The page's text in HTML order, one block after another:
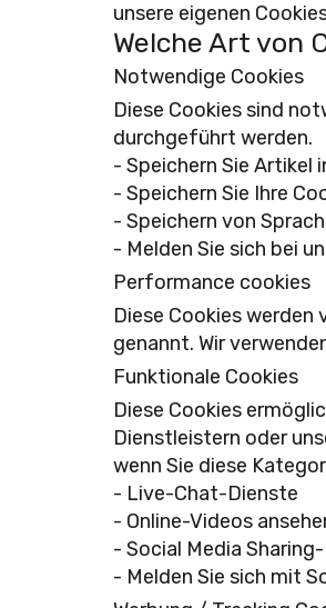
unsere eigenen
Welche Art von
Notwendige Cookies
Diese Cookies sind
durchgeführt werden.
- Speichern Sie Artikel
- Speichern Sie Ihre
- Speichern von
- Melden Sie sich bei
Performance cookies
Diese Cookies
genannt. Wir
Funktionale Cookies
Diese Cookies
Dienstleistern oder
wenn Sie diese
- Live-Chat-Dienste
- Online-Videos
- Social Media
- Melden Sie sich mit